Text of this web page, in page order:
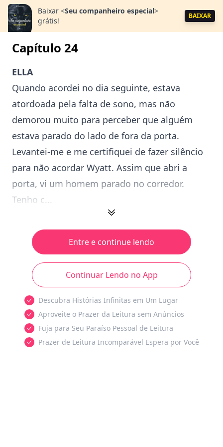
Baixar <Seu companheiro especial>
grátis!
BAIXAR
Capítulo 24
ELLA
Quando acordei no dia seguinte, estava
atordoada pela falta de sono, mas não
demorou muito para perceber que alguém
estava parado do lado de fora da porta.
Levantei-me e me certifiquei de fazer silêncio
para não acordar Wyatt. Assim que abri a
porta, vi um homem parado no corredor.
Tenho c...
Entre e continue lendo
Continuar Lendo no App
Descubra Histórias Infinitas em Um Lugar
Aproveite o Prazer da Leitura sem Anúncios
Fuja para Seu Paraíso Pessoal de Leitura
Prazer de Leitura Incomparável Espera por Você